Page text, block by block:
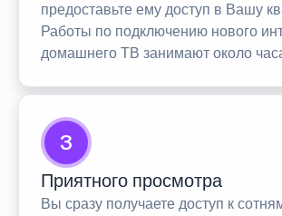
предоставьте ему доступ в Вашу
Работы по подключению нового
домашнего ТВ занимают около
3
Приятного просмотра
Вы сразу получаете доступ к